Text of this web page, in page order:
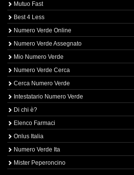
Mutuo Fast
Best 4 Less
Numero Verde Online
Numero Verde Assegnato
Mio Numero Verde
Numero Verde Cerca
Cerca Numero Verde
Intestatario Numero Verde
Di chi è?
Elenco Farmaci
Onlus Italia
Numero Verde Ita
Mister Peperoncino